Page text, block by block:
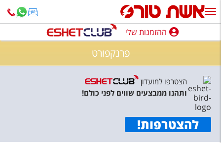
ההזמנות שלי
חופשה לפי סגנון
טיולים מאורגנים
ההזמנות שלי
פרנקפורט
הצטרפו למועדון
ותהנו ממבצעים שווים לפני כולם!
להצטרפות!